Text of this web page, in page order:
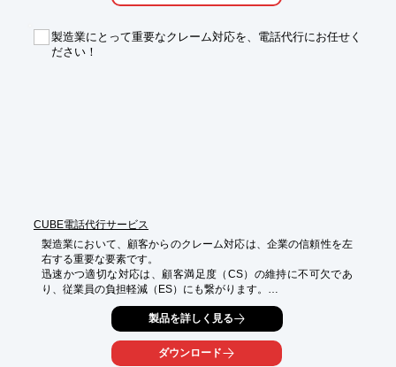
専門的なDX人材を確保する必要はありません。
成はAIがサポート。
各種施策を効率的に実行することはもちろん、効果測定まで一貫
製造業にとって重要なクレーム対応を、電話代行にお任せく
ださい！
CUBE電話代行サービス
製造業において、顧客からのクレーム対応は、企業の信頼性を左
右する重要な要素です。
迅速かつ適切な対応は、顧客満足度（CS）の維持に不可欠であ
り、従業員の負担軽減（ES）にも繋がります。
しかし、人手不足や電話対応に時間を取られることで、クレーム
顧客からの更なる不満や、従業員の負担増加に繋がる可能性があ
製品を詳しく見る
ダウンロード